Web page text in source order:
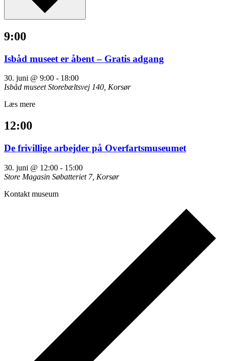
9:00
Isbåd museet er åbent – Gratis adgang
30. juni @ 9:00 - 18:00
Isbåd museetStorebæltsvej 140, Korsør
Læs mere
12:00
De frivillige arbejder på Overfartsmuseumet
30. juni @ 12:00 - 15:00
Store Magasin Søbatteriet 7, Korsør
Kontakt museum